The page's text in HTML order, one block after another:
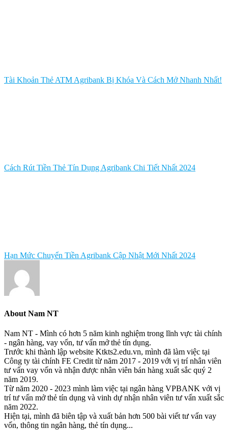
Tài Khoản Thẻ ATM Agribank Bị Khóa Và Cách Mở Nhanh Nhất!
Cách Rút Tiền Thẻ Tín Dụng Agribank Chi Tiết Nhất 2024
Hạn Mức Chuyển Tiền Agribank Cập Nhật Mới Nhất 2024
About Nam NT
Nam NT - Mình có hơn 5 năm kinh nghiệm trong lĩnh vực tài chính
- ngân hàng, vay vốn, tư vấn mở thẻ tín dụng.
Trước khi thành lập website Ktkts2.edu.vn, mình đã làm việc tại
Công ty tài chính FE Credit từ năm 2017 - 2019 với vị trí nhân viên
tư vấn vay vốn và nhận được nhân viên bán hàng xuất sắc quý 2
năm 2019.
Từ năm 2020 - 2023 mình làm việc tại ngân hàng VPBANK với vị
trí tư vấn mở thẻ tín dụng và vinh dự nhận nhân viên tư vấn xuất sắc
năm 2022.
Hiện tại, mình đã biên tập và xuất bản hơn 500 bài viết tư vấn vay
vốn, thông tin ngân hàng, thẻ tín dụng...